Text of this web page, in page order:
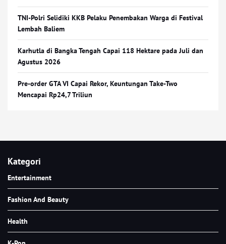
TNI-Polri Selidiki KKB Pelaku Penembakan Warga di Festival
Lembah Baliem
Karhutla di Bangka Tengah Capai 118 Hektare pada Juli dan
Agustus 2026
Pre-order GTA VI Capai Rekor, Keuntungan Take-Two
Mencapai Rp24,7 Triliun
Kategori
Entertainment
Fashion And Beauty
Health